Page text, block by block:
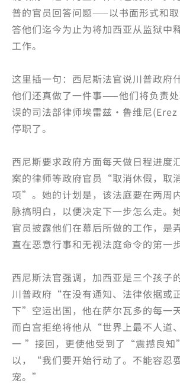
普的官员回答问题——以书面形式和
答他们迄今为止为将加西亚从监狱中
工作。
这里插一句：西尼斯法官说川普政府
他们还真做了一件事——他们将负责
误的司法部律师埃雷兹·鲁维尼
停职了。
西尼斯要求政府方面每天做日程进度
案的律师等政府官员“取消休假，取
项”。她的计划是，该法庭要在两周
脉搞明白，以便决定下一步怎么走。
官员披露他们在幕后所做的工作，是
直在恶意行事和无视法庭命令的第一步
西尼斯法官强调，加西亚是三个孩子
川普政府“在没有通知、法律依据或
下”空运出国，他在萨尔瓦多的每一
而白宫拒绝将他从“世界上最不人道
一 ”接回，更使他受到了“震撼良
以，“我们要开始行动了。不能容忍
宠。”